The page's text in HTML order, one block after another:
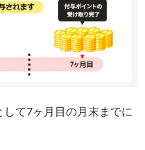
て7ヶ月目の月末までに